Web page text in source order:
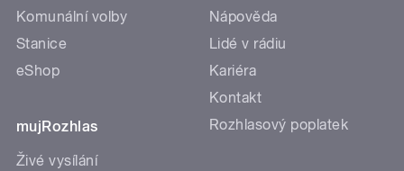
Komunální volby
Stanice
eShop
mujRozhlas
Živé vysílání
Nápověda
Lidé v rádiu
Kariéra
Kontakt
Rozhlasový poplatek